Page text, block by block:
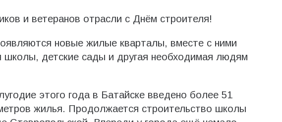
и ветеранов отрасли с Днём строителя!
новые жилые кварталы, вместе с ними
школы, детские сады и другая необходимая людям
этого года в Батайске введено более 51
жилья. Продолжается строительство школы